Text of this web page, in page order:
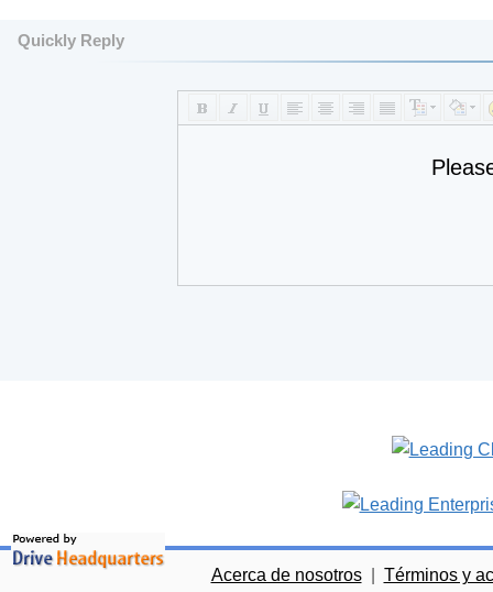
Quickly Reply
Acerca de nosotros
Términos y